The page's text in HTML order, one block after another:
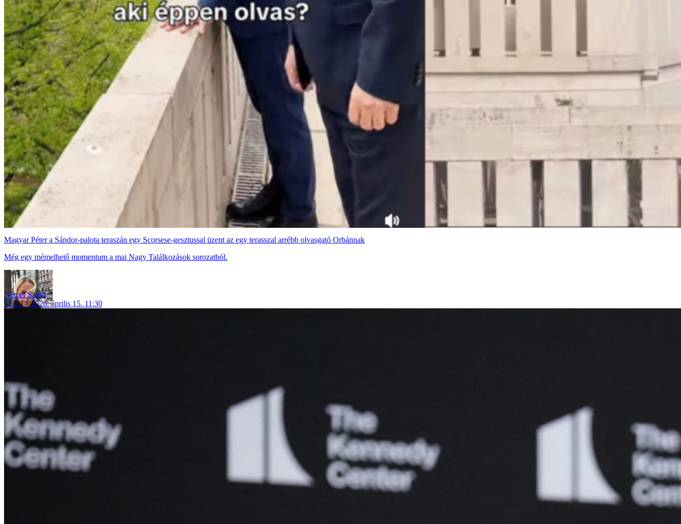
Magyar Péter a Sándor-palota teraszán egy Scorsese-gesztussal üzent az egy terasszal arrébb olvasgató Orbánnak
Még egy mémelhető momentum a mai Nagy Találkozások sorozatból.
Német Szilvi
ÉLET
2026. április 15. 11:30